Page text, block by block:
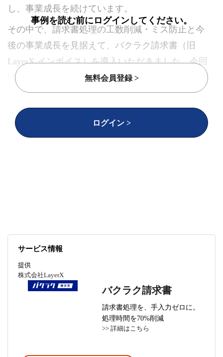
し、事業成長を続けています。
その中で、請求書処理の工数削減・ミス防止と今
後の事業成長を見据えて、バクラク請求書（旧
LayerX インボイス）を導入いただきました。今回
は導入に至るまでの背景とこれからの展望につい
てアクセラレーターチームの小島 啓之さんにお話
を伺いました。
事例を読む前にログインしてください。
無料会員登録 >
ログイン >
サービス情報
提供
株式会社LayerX
バクラク請求書
請求書処理を、手入力ゼロに。
処理時間を70%削減
>> 詳細はこちら